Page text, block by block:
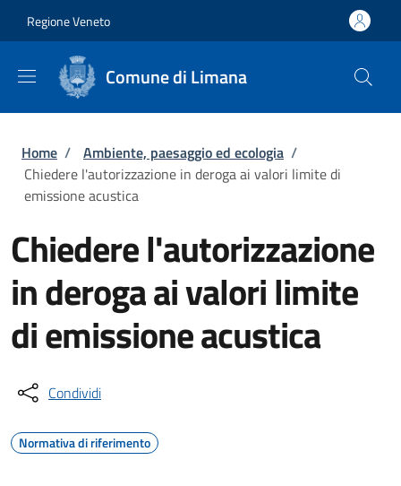
Regione Veneto
Comune di Limana
Briciole di pane
Home / Ambiente, paesaggio ed ecologia /
Chiedere l'autorizzazione in deroga ai valori limite di
emissione acustica
Chiedere l'autorizzazione
in deroga ai valori limite
di emissione acustica
Condividi
Normativa di riferimento